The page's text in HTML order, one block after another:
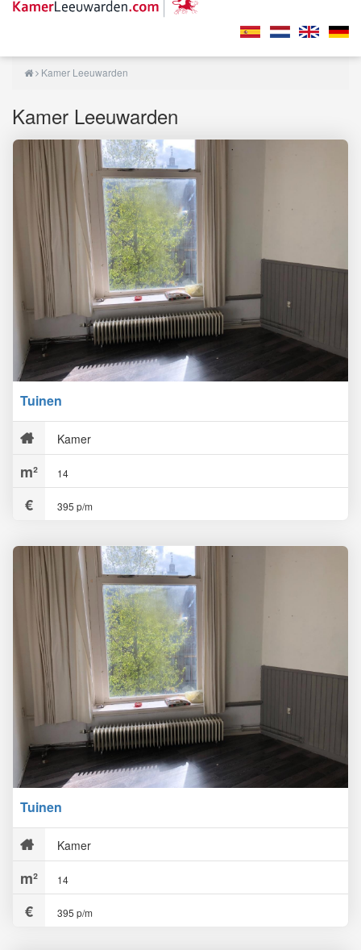
Kamer Leeuwarden
Kamer Leeuwarden
Tuinen
Kamer
14
395 p/m
Tuinen
Kamer
14
395 p/m